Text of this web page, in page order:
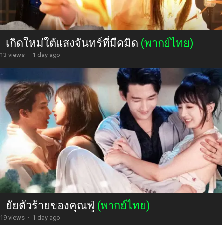
เกิดใหม่ใต้แสงจันทร์ที่มืดมิด (พากย์ไทย)
13 views · 1 day ago
ยัยตัวร้ายของคุณฟู่ (พากย์ไทย)
19 views · 1 day ago